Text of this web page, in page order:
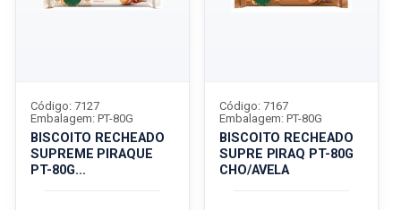
BISCOITO RECHEADO
SUPREME PIRAQUE
PT-80G
Código: 7127
Embalagem: PT-80G
BISCOITO RECHEADO
SUPRE PIRAQ PT-80G
CHO/AVELA
Código: 7167
Embalagem: PT-80G